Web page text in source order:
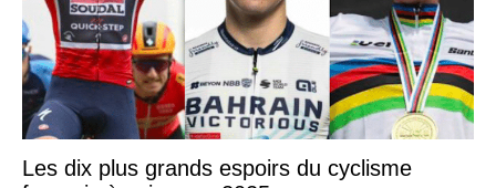
Les dix plus grands espoirs du cyclisme